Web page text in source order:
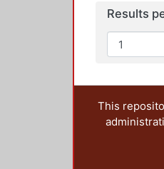
Results
This